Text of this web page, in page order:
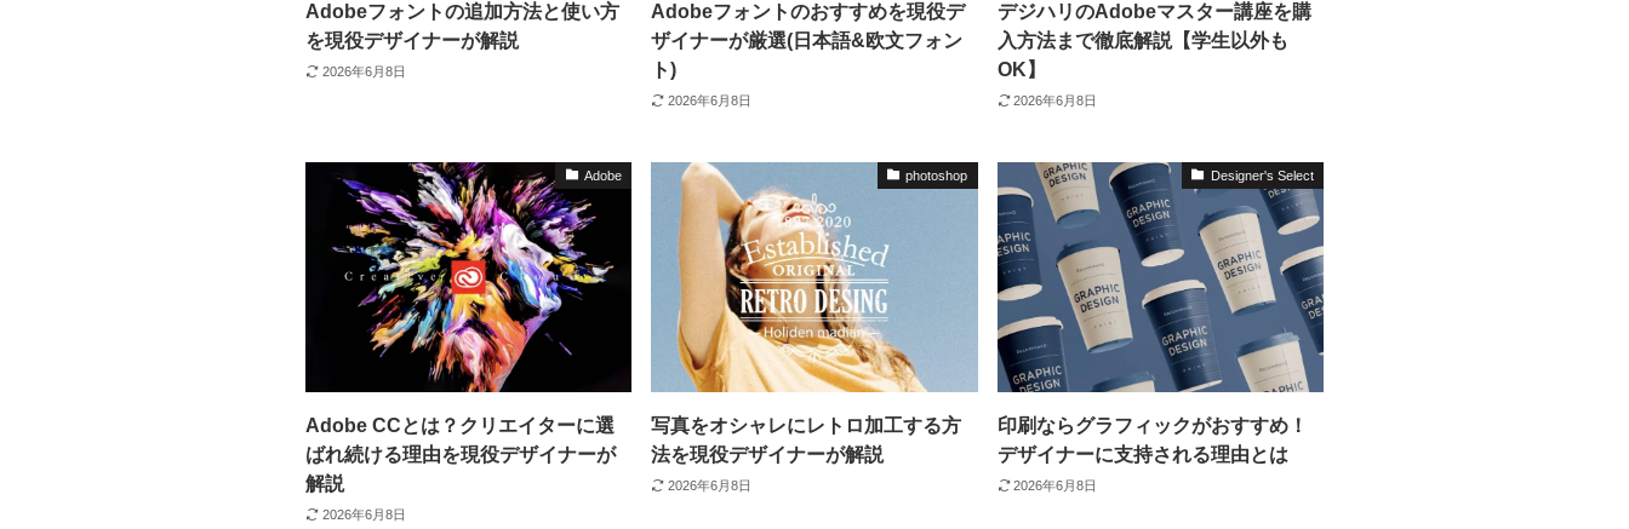
Adobeフォントの追加方法と使い方
を現役デザイナーが解説
2026年6月8日
Adobeフォントのおすすめを現役デ
ザイナーが厳選(日本語&欧文フォン
ト)
2026年6月8日
デジハリのAdobeマスター講座を購
入方法まで徹底解説【学生以外も
OK】
2026年6月8日
Adobe
Adobe CCとは？クリエイターに選
ばれ続ける理由を現役デザイナーが
解説
2026年6月8日
photoshop
写真をオシャレにレトロ加工する方
法を現役デザイナーが解説
2026年6月8日
Designer's Select
印刷ならグラフィックがおすすめ！
デザイナーに支持される理由とは
2026年6月8日